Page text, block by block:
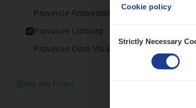
Cookie policy
Selection
Strictly Necessary
Provincie Antwerpen
Provincie Limburg
Provincie Oost-Vlaanderen
Wis alle filters